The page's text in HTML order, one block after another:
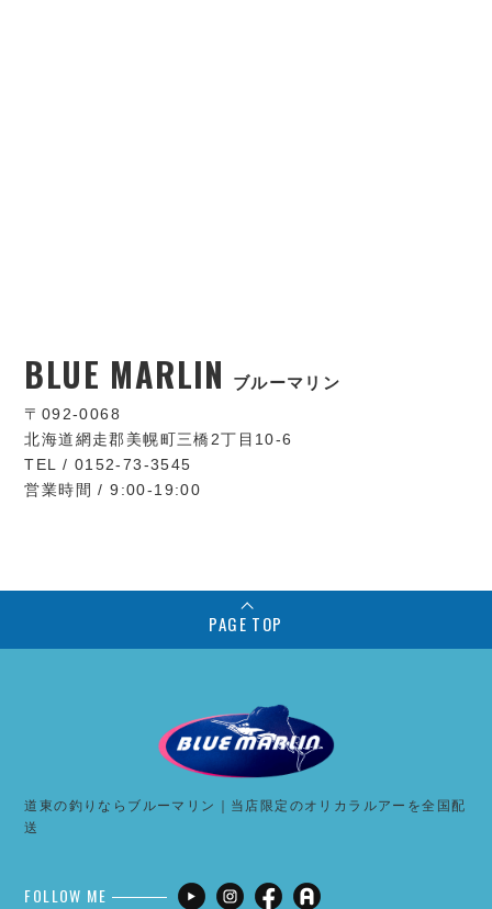
BLUE MARLIN ブルーマリン
〒092-0068
北海道網走郡美幌町三橋2丁目10-6
TEL / 0152-73-3545
営業時間 / 9:00-19:00
PAGE TOP
道東の釣りならブルーマリン｜当店限定のオリカラルアーを全国配
送
FOLLOW ME